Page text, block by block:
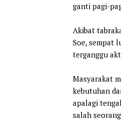
ganti pagi-
Akibat
Soe, sempat
terganggu
Masyarakat
kebutuhan
apalagi
salah